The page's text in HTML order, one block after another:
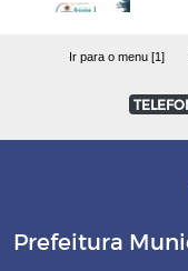
Ir para o menu [1]
Prefeitura